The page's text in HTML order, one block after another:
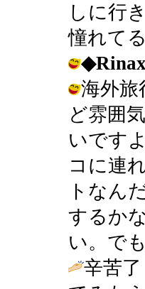
しに行
憧れて
海外旅
ど雰囲
いです
コに連
トなん
するか
い。で
辛苦